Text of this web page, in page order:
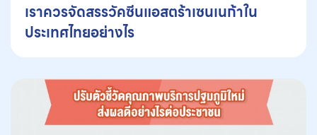
เราควรจัดสรรวัคซีนแอสตร้าเซนเนก้าใน
ประเทศไทยอย่างไร